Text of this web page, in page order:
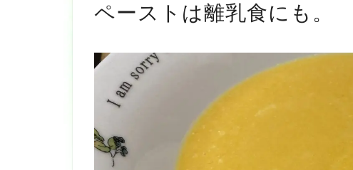
ペーストは離乳食にも。